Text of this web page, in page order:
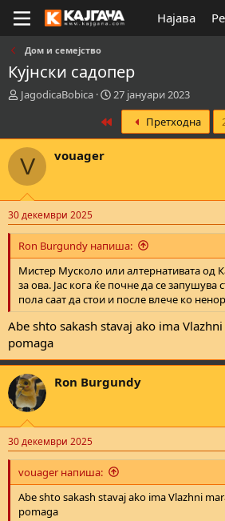
Најава
Дом и семејство
Кујнски садопер
К
а
т
о
н
т
е
м
а
т
а
JagodicaBobica
В
м
п
о
ч
н
у
в
а
њ
27 јануари 2023
Претходна
V vouager
30 декември 2025
Ron Burgundy напиша:
Мистер Мусколо или алтернативата од
за ова. Јас кога ќе почне да се
пола саат да стои и после влече ко
Abe shto sakash stavaj ako ima
pomaga
Ron Burgundy
30 декември 2025
vouager напиша:
Abe shto sakash stavaj ako ima Vlazhni
pomaga